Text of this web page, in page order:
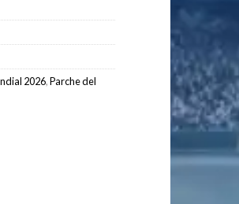
2026,Parche del